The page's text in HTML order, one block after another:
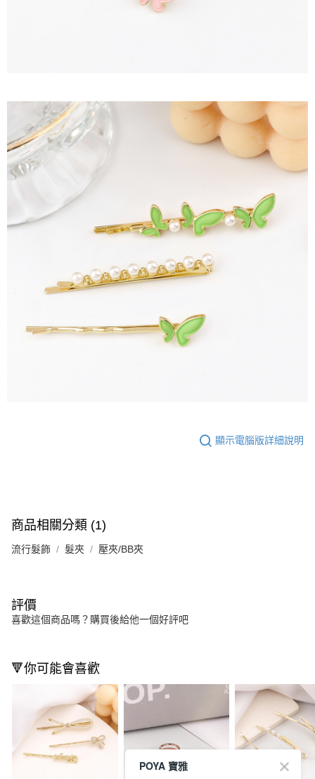
顯示電腦版詳細說明
商品相關分類 (1)
流行髮飾 髮夾 壓夾/BB夾
評價
喜歡這個商品嗎？購買後給他一個好評吧
🔻你可能會喜歡
POYA 寶雅